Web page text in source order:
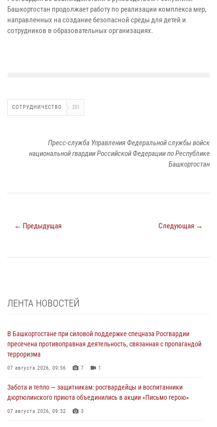
Башкортостан продолжает работу по реализации комплекса мер,
направленных на создание безопасной среды для детей и
сотрудников в образовательных организациях.
СОТРУДНИЧЕСТВО 251
Пресс-служба Управления Федеральной службы войск
национальной гвардии Российской Федерации по Республике
Башкортостан
← Предыдущая Следующая →
ЛЕНТА НОВОСТЕЙ
В Башкортостане при силовой поддержке спецназа Росгвардии
пресечена противоправная деятельность, связанная с пропагандой
терроризма
07 августа 2026, 09:56 7 1
Забота и тепло — защитникам: росгвардейцы и воспитанники
дюртюлинского приюта объединились в акции «Письмо герою»
07 августа 2026, 09:32 3